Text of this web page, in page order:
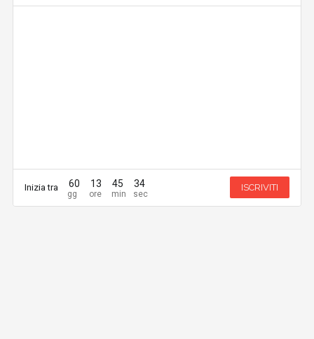
Inizia tra 60 13 45 33 ISCRIVITI